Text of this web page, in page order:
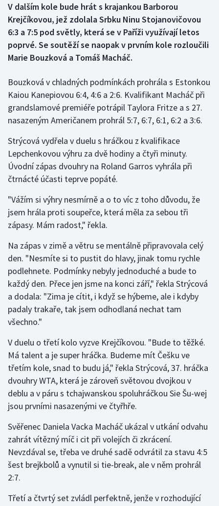
Florbal
Futsal
Gymnastika
Házená
Jezdectví
Judo
Lezení
Moderní pětiboj
Motorsport
Olympijské hry
Plavání
Plážový volejbal
Rychlobruslení
Rychlostní kanoistika
Short track
Sportovní střelba
V dalším kole bude hrát s krajankou Barborou
Krejčíkovou, jež zdolala Srbku Ninu Stojanovičovou
6:3 a 7:5 pod světly, která se v Paříži využívají letos
poprvé. Se soutěží se naopak v prvním kole rozloučili
Marie Bouzková a Tomáš Macháč.
Bouzková v chladných podmínkách prohrála s Estonkou
Kaiou Kanepiovou 6:4, 4:6 a 2:6. Kvalifikant Macháč při
grandslamové premiéře potrápil Taylora Fritze a s 27.
nasazeným Američanem prohrál 5:7, 6:7, 6:1, 6:2 a 3:6.
Strýcová vydřela v duelu s hráčkou z kvalifikace
Lepchenkovou výhru za dvě hodiny a čtyři minuty.
Úvodní zápas dvouhry na Roland Garros vyhrála při
čtrnácté účasti teprve popáté.
"Vážím si výhry nesmírně a o to víc z toho důvodu, že
jsem hrála proti soupeřce, která měla za sebou tři
zápasy. Mám radost," řekla.
Na zápas v zimě a větru se mentálně připravovala celý
den. "Nesmíte si to pustit do hlavy, jinak tomu rychle
podlehnete. Podmínky nebyly jednoduché a bude to
každý den. Přece jen jsme na konci září," řekla Strýcová
a dodala: "Zima je cítit, i když se hýbeme, ale i kdyby
padaly trakaře, tak jsem odhodlaná nechat tam
všechno."
V duelu o třetí kolo vyzve Krejčíkovou. "Bude to těžké.
Má talent a je super hráčka. Budeme mít Češku ve
třetím kole, snad to budu já," řekla Strýcová, 37. hráčka
dvouhry WTA, která je zároveň světovou dvojkou v
deblu a v páru s tchajwanskou spoluhráčkou Sie Šu-wej
jsou prvními nasazenými ve čtyřhře.
Svěřenec Daniela Vacka Macháč ukázal v utkání odvahu
zahrát vítězný míč i cit při volejích či zkrácení.
Nevzdával se, třeba ve druhé sadě odvrátil za stavu 4:5
šest brejkbolů a vynutil si tie-break, ale v něm prohrál
2:7.
Třetí a čtvrtý set zvládl perfektně, jenže v rozhodující